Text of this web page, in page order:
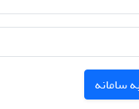
سامانه